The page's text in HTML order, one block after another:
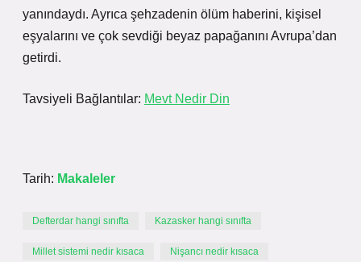
yanındaydı. Ayrıca şehzadenin ölüm haberini, kişisel
eşyalarını ve çok sevdiği beyaz papağanını Avrupa’dan
getirdi.
Tavsiyeli Bağlantılar: Mevt Nedir Din
Tarih: Makaleler
Defterdar hangi sınıfta Kazasker hangi sınıfta
Millet sistemi nedir kısaca Nişancı nedir kısaca